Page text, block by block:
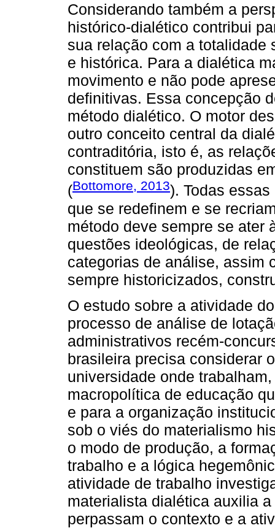
Considerando também a
histórico-dialético contribui
sua relação com a totalidade
e histórica. Para a dialética
movimento e não pode
definitivas. Essa concepção
método dialético. O motor
outro conceito central da
contraditória, isto é, as
constituem são produzidas
(Bottomore, 2013). Todas
que se redefinem e se
método deve sempre se ater
questões ideológicas, de
categorias de análise, assim
sempre historicizados,
O estudo sobre a atividade
processo de análise de
administrativos recém-
brasileira precisa considerar
universidade onde
macropolítica de educação
e para a organização
sob o viés do materialismo
o modo de produção, a
trabalho e a lógica
atividade de trabalho
materialista dialética auxilia
perpassam o contexto e a